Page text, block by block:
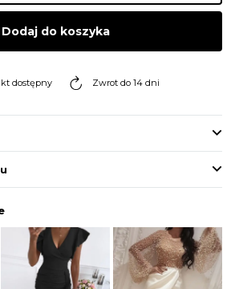
Dodaj do koszyka
dostępny Zwrot do 14 dni